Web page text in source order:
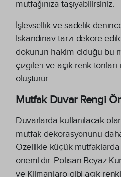
mutfağınıza taşıyabilirsiniz.
İşlevsellik ve sadelik
İskandinav tarzı dekore
dokunun hakim olduğu bu
çizgileri ve açık renk
oluşturur.
Mutfak Duvar Rengi
Duvarlarda kullanılacak
mutfak dekorasyonunu
Özellikle küçük
önemlidir. Polisan Beyaz
ve Klimanjaro gibi açık